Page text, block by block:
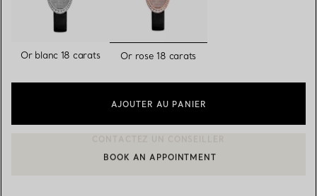
Or blanc 18 carats sélectionnés
Or rose 18 carats
AJOUTER AU PANIER
CONTACTER UN CONSEILLER CLIENT OU PRENDRE RENDEZ-
BOOK AN APPOINTMENT